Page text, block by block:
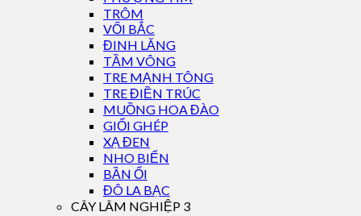
TRÔM
VỐI BẮC
ĐINH LĂNG
TẦM VÔNG
TRE MẠNH TÔNG
TRE ĐIỀN TRÚC
MUỒNG HOA ĐÀO
GIỔI GHÉP
XẠ ĐEN
NHO BIỂN
BẦN ỔI
ĐÔ LA BẠC
CÂY LÂM NGHIỆP 3